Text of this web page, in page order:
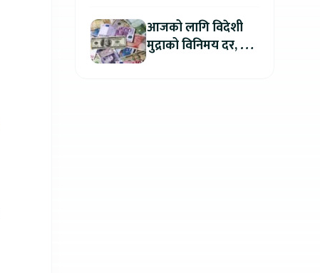
आजको लागि विदेशी
मुद्राको विनिमय दर, कुन